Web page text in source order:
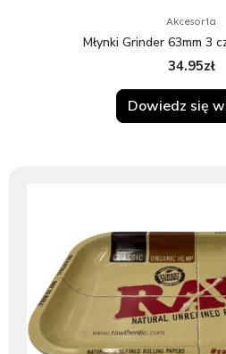
Akcesoria
Młynki Grinder 63mm 3
34.95zł
Dowiedz się